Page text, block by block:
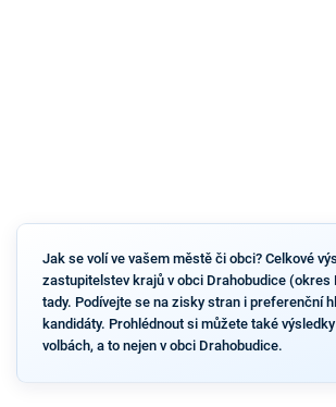
Jak se volí ve vašem městě či obci? Celkové
zastupitelstev krajů v obci Drahobudice (okres
tady. Podívejte se na zisky stran i preferenční
kandidáty. Prohlédnout si můžete také
volbách, a to nejen v obci Drahobudice.